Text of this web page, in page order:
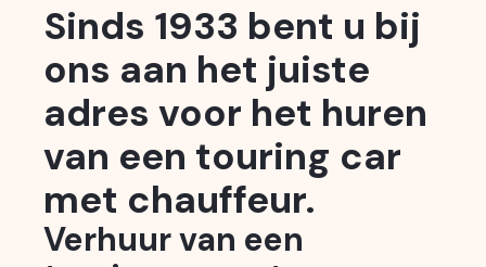
Sinds 1933 bent u bij
ons aan het juiste
adres voor het huren
van een touring car
met chauffeur.
Verhuur van een